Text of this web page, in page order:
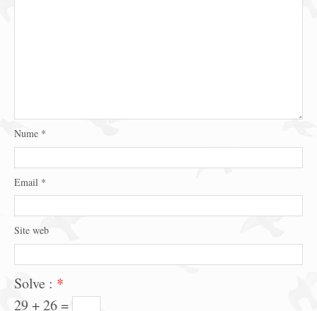
Nume *
Email *
Site web
Solve : *
29 + 26 =